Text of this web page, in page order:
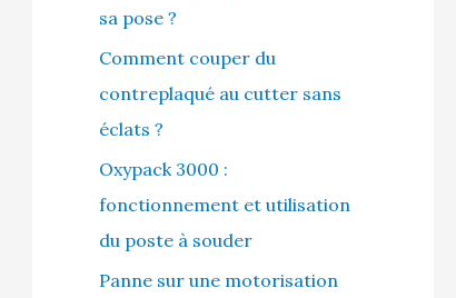
sa pose ?
Comment couper du
contreplaqué au cutter sans
éclats ?
Oxypack 3000 :
fonctionnement et utilisation
du poste à souder
Panne sur une motorisation